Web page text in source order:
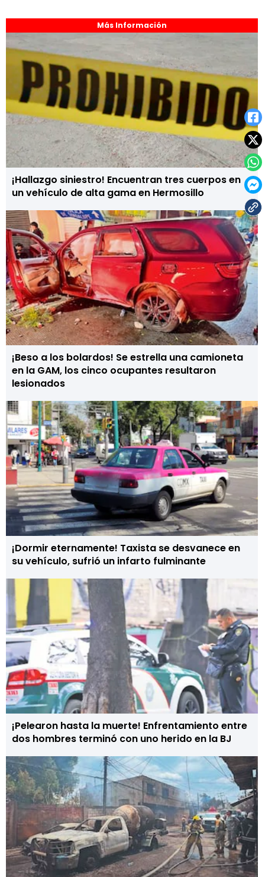
Más Información
¡Hallazgo siniestro! Encuentran tres cuerpos en
un vehículo de alta gama en Hermosillo
¡Beso a los bolardos! Se estrella una camioneta
en la GAM, los cinco ocupantes resultaron
lesionados
¡Dormir eternamente! Taxista se desvanece en
su vehículo, sufrió un infarto fulminante
¡Pelearon hasta la muerte! Enfrentamiento entre
dos hombres terminó con uno herido en la BJ